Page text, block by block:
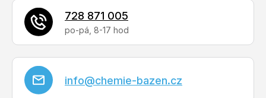
i
info@chemie-bazen.cz
728 871 005